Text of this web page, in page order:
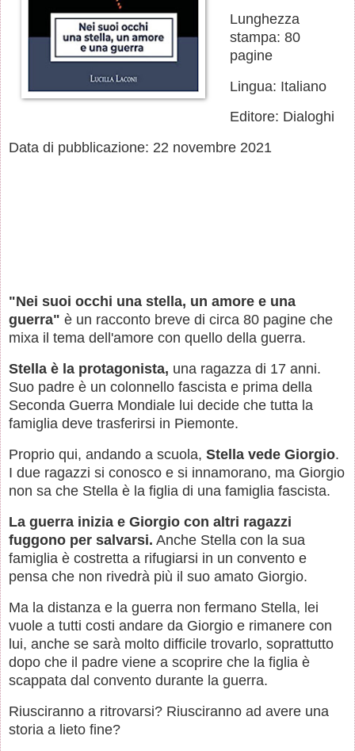
Lunghezza
stampa: 80
pagine
Lingua: Italiano
Editore: Dialoghi
Data di pubblicazione: 22 novembre 2021
"Nei suoi occhi una stella, un amore e una
guerra" è un racconto breve di circa 80 pagine che
mixa il tema dell'amore con quello della guerra.
Stella è la protagonista, una ragazza di 17 anni.
Suo padre è un colonnello fascista e prima della
Seconda Guerra Mondiale lui decide che tutta la
famiglia deve trasferirsi in Piemonte.
Proprio qui, andando a scuola, Stella vede Giorgio.
I due ragazzi si conosco e si innamorano, ma Giorgio
non sa che Stella è la figlia di una famiglia fascista.
La guerra inizia e Giorgio con altri ragazzi
fuggono per salvarsi. Anche Stella con la sua
famiglia è costretta a rifugiarsi in un convento e
pensa che non rivedrà più il suo amato Giorgio.
Ma la distanza e la guerra non fermano Stella, lei
vuole a tutti costi andare da Giorgio e rimanere con
lui, anche se sarà molto difficile trovarlo, soprattutto
dopo che il padre viene a scoprire che la figlia è
scappata dal convento durante la guerra.
Riusciranno a ritrovarsi? Riusciranno ad avere una
storia a lieto fine?